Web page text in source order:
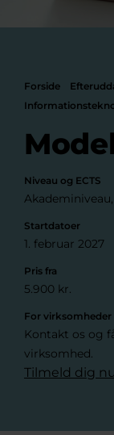
Forside
Niveau og ECTS
Akademiniveau,
Startdatoer
1. februar 2027
Pris fra
5.900 kr.
For virksomheder
Kontakt os og
virksomhed.
Tilmeld dig nu